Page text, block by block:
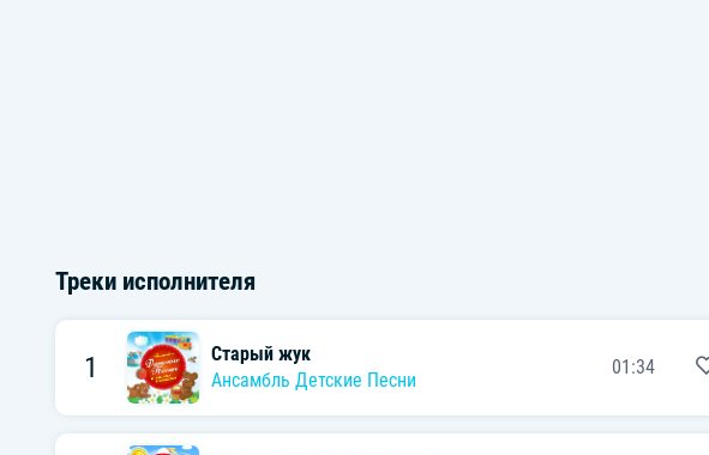
Треки исполнителя
1
Старый жук
Ансамбль Детские Песни
01:34